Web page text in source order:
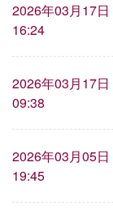
2026年03月17日
16:24
2026年03月17日
09:38
2026年03月05日
19:45